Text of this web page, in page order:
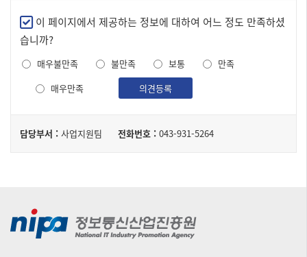
만
족
도
조
이 페이지에서 제공하는 정보에 대하여 어느 정도 만족하셨
습니까?
매우불만족 불만족 보통
만족
매우만족
의견등록
담
당
담당부서 : 사업지원팀 전화번호 : 043-931-5264